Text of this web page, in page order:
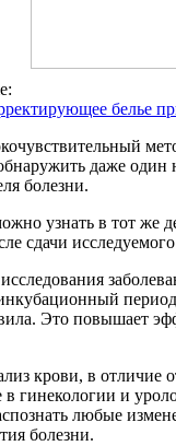
белье
даже один
болезни.
узнать в тот же
сдачи
Это повышает
крови, в отличие
гинекологии и
любые
болезни.